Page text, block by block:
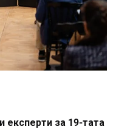
експерти за 19-тата